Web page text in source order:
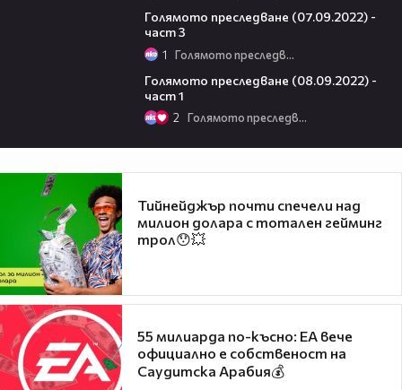
Голямото преследване (07.09.2022) -
част 3
1 Голямото преследване
Голямото преследване (08.09.2022) -
част 1
2 Голямото преследване
Тийнейджър почти спечели над
милион долара с тотален гейминг
трол😯💥
55 милиарда по-късно: EA вече
официално е собственост на
Саудитска Арабия💰